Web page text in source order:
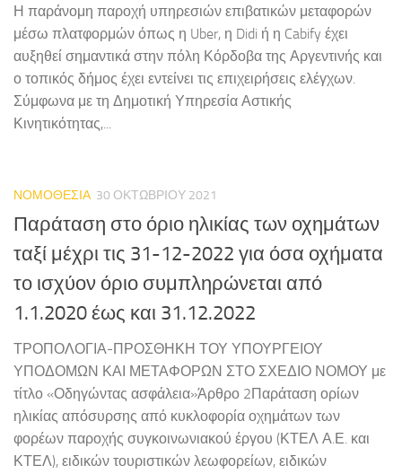
Η παράνομη παροχή υπηρεσιών επιβατικών μεταφορών
μέσω πλατφορμών όπως η Uber, η Didi ή η Cabify έχει
αυξηθεί σημαντικά στην πόλη Κόρδοβα της Αργεντινής και
ο τοπικός δήμος έχει εντείνει τις επιχειρήσεις ελέγχων.
Σύμφωνα με τη Δημοτική Υπηρεσία Αστικής
Κινητικότητας,...
ΝΟΜΟΘΕΣΙΑ 30 ΟΚΤΩΒΡΊΟΥ 2021
Παράταση στο όριο ηλικίας των οχημάτων
ταξί μέχρι τις 31-12-2022 για όσα οχήματα
το ισχύον όριο συμπληρώνεται από
1.1.2020 έως και 31.12.2022
ΤΡΟΠΟΛΟΓΙΑ-ΠΡΟΣΘΗΚΗ ΤΟΥ ΥΠΟΥΡΓΕΙΟΥ
ΥΠΟΔΟΜΩΝ ΚΑΙ ΜΕΤΑΦΟΡΩΝ ΣΤΟ ΣΧΕΔΙΟ ΝΟΜΟΥ με
τίτλο «Οδηγώντας ασφάλεια»Άρθρο 2Παράταση ορίων
ηλικίας απόσυρσης από κυκλοφορία οχημάτων των
φορέων παροχής συγκοινωνιακού έργου (ΚΤΕΛ Α.Ε. και
ΚΤΕΛ), ειδικών τουριστικών λεωφορείων, ειδικών